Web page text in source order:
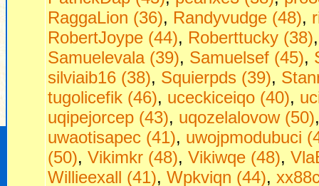
RaggaLion (36), Randyvudge (48),
RobertJoype (44), Roberttucky (38)
Samuelevala (39), Samuelsef (45),
silviaib16 (38), Squierpds (39),
tugolicefik (46), uceckiceiqo (40),
uqipejorcep (43), uqozelalovow (50)
uwaotisapec (41), uwojpmodubuci
(50), Vikimkr (48), Vikiwqe (48),
Willieexall (41), Wpkviqn (44),